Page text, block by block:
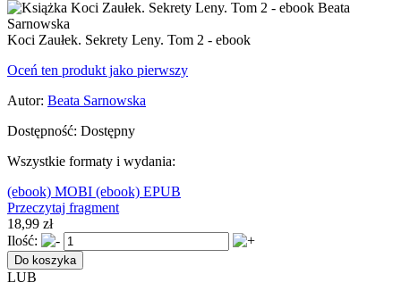
Koci Zaułek. Sekrety Leny. Tom 2 - ebook
Oceń ten produkt jako pierwszy
Autor: Beata Sarnowska
Dostępność: Dostępny
Wszystkie formaty i wydania:
(ebook) MOBI (ebook) EPUB
Przeczytaj fragment
18,99 zł
Ilość:
Do koszyka
LUB